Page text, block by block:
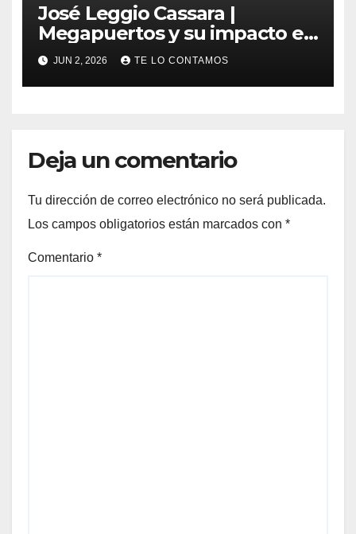
José Leggio Cassara |
Megapuertos y su impacto en
el turismo y el comercio
global
JUN 2, 2026 TE LO CONTAMOS
Deja un comentario
Tu dirección de correo electrónico no será publicada.
Los campos obligatorios están marcados con *
Comentario *